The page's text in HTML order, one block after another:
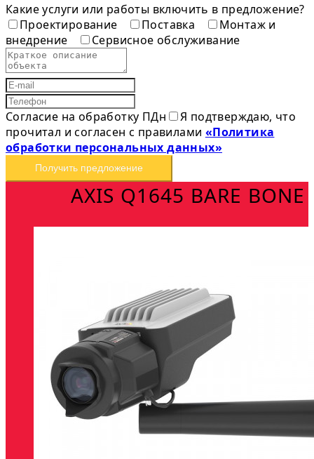
Какие услуги или работы включить в предложение?
Проектирование
Поставка
Монтаж и
внедрение
Сервисное обслуживание
Согласие на обработку ПДн
Я подтверждаю, что
прочитал и согласен с правилами «Политика
обработки персональных данных»
Получить предложение
AXIS Q1645 BARE BONE